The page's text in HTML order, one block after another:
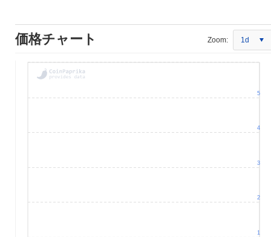
価格チャート Zoom: 1d
1
2
3
4
5